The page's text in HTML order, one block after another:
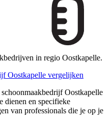
in regio Oostkapelle.
Oostkapelle vergelijken
Oostkapelle
dienen en specifieke
van professionals die je op je